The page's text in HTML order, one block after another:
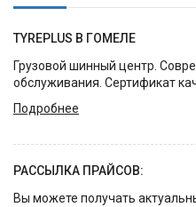
TYREPLUS В ГОМЕЛЕ
Грузовой шинный центр.
обслуживания. Сертификат
Подробнее
РАССЫЛКА ПРАЙСОВ:
Вы можете получать